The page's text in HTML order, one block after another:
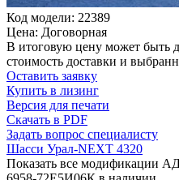
Код модели: 22389
Цена: Договорная
В итоговую цену может быть
стоимость доставки и
Оставить заявку
Купить в лизинг
Версия для печати
Скачать в PDF
Задать вопрос специалисту
Шасси Урал-NEXT 4320
Показать все модификации